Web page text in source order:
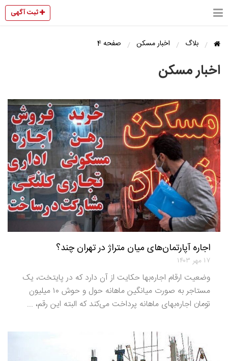
ثبت آگهی
بلاگ اخبار مسکن صفحه 4
اخبار مسکن
اجاره آپارتمان‌های میان متراژ در تهران چند؟
۱۷ مهر ۱۴۰۳
وضعیت ارقام اجاره‌‌‌بها حکایت از آن دارد که در پایتخت، یک
مستاجر به صورت میانگین ماهانه حول و حوش ۱۰ میلیون
تومان اجاره‌‌‌بهای ماهانه پرداخت می‌کند که البته این رقم، ...